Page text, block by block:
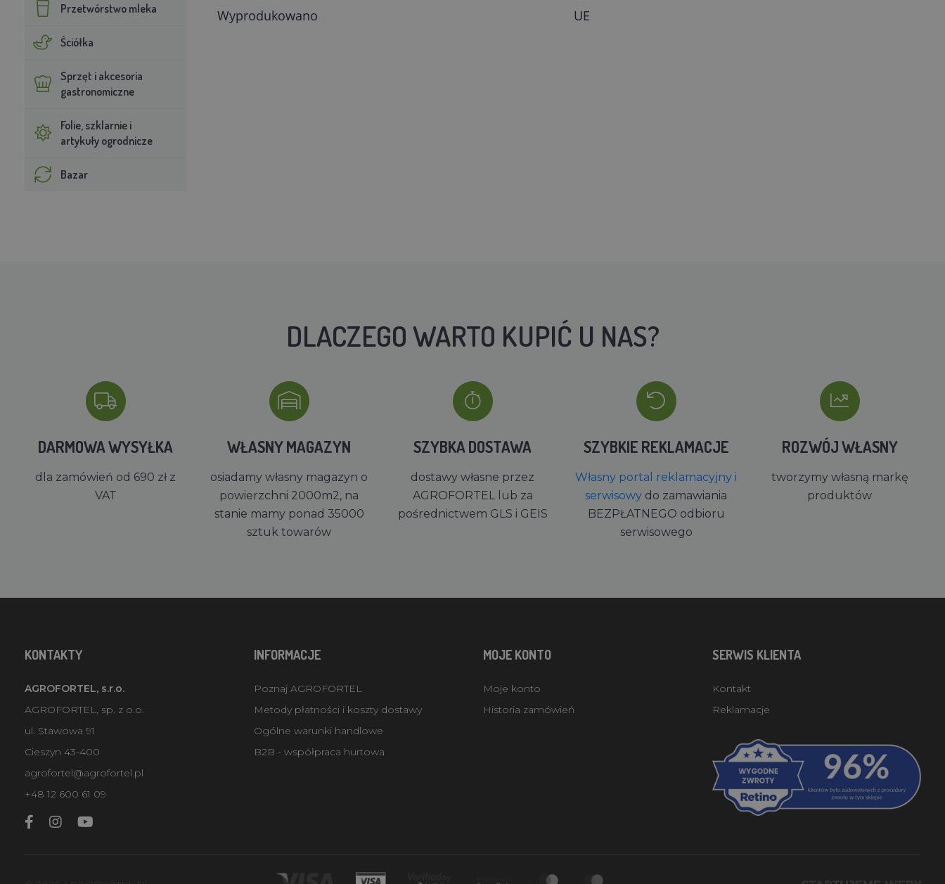
Przetwórstwo mleka
Ściółka
Sprzęt i akcesoria
gastronomiczne
Folie, szklarnie i
artykuły ogrodnicze
Bazar
Wyprodukowano UE
DLACZEGO WARTO KUPIĆ U NAS?
DARMOWA WYSYŁKA
dla zamówień od 690 zł z
VAT
WŁASNY MAGAZYN
osiadamy własny magazyn o
powierzchni 2000m2, na
stanie mamy ponad 35000
sztuk towarów
SZYBKA DOSTAWA
dostawy własne przez
AGROFORTEL lub za
pośrednictwem GLS i GEIS
SZYBKIE REKLAMACJE
Własny portal reklamacyjny i
serwisowy do zamawiania
BEZPŁATNEGO odbioru
serwisowego
ROZWÓJ WŁASNY
tworzymy własną markę
produktów
KONTAKTY
AGROFORTEL, s.r.o.
AGROFORTEL, sp. z o.o.
ul. Stawowa 91
Cieszyn 43-400
agrofortel@agrofortel.pl
+48 12 600 61 09
INFORMACJE
Poznaj AGROFORTEL
Metody płatności i koszty dostawy
Ogólne warunki handlowe
B2B - współpraca hurtowa
MOJE KONTO
Moje konto
Historia zamówień
SERWIS KLIENTA
Kontakt
Reklamacje